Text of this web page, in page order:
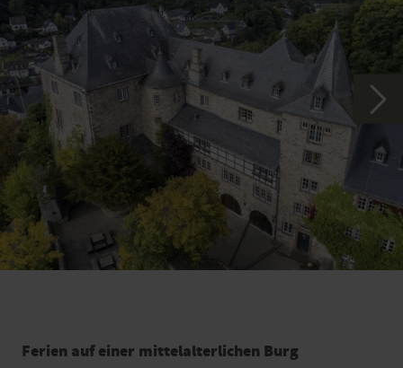
Ferien auf einer mittelalterlichen Burg